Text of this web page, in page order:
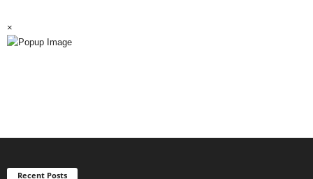
×
Recent Posts